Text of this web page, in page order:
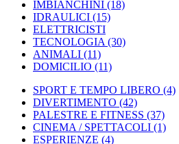
IMBIANCHINI (18)
IDRAULICI (15)
ELETTRICISTI
TECNOLOGIA (30)
ANIMALI (11)
DOMICILIO (11)
SPORT E TEMPO LIBERO (4)
DIVERTIMENTO (42)
PALESTRE E FITNESS (37)
CINEMA / SPETTACOLI (1)
ESPERIENZE (4)